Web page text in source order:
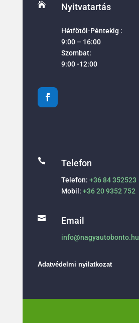
 Nyitvatartás
Hétfötől-Péntekig :
9:00 – 16:00
Szombat:
9:00 -12:00
 Telefon
Telefon: +36 84 352523
Mobil: +36 20 9352 752
 Email
info@nagyautobonto.hu
Adatvédelmi nyilatkozat